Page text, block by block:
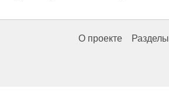
О проекте Разделы